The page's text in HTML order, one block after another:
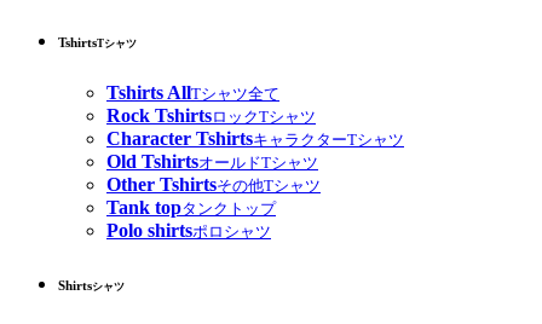
TshirtsTシャツ
Tshirts AllTシャツ全て
Rock TshirtsロックTシャツ
Character TshirtsキャラクターTシャツ
Old TshirtsオールドTシャツ
Other Tshirtsその他Tシャツ
Tank topタンクトップ
Polo shirtsポロシャツ
Shirtsシャツ